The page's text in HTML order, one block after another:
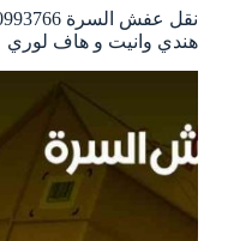
هندي وانيت و هاف لوري